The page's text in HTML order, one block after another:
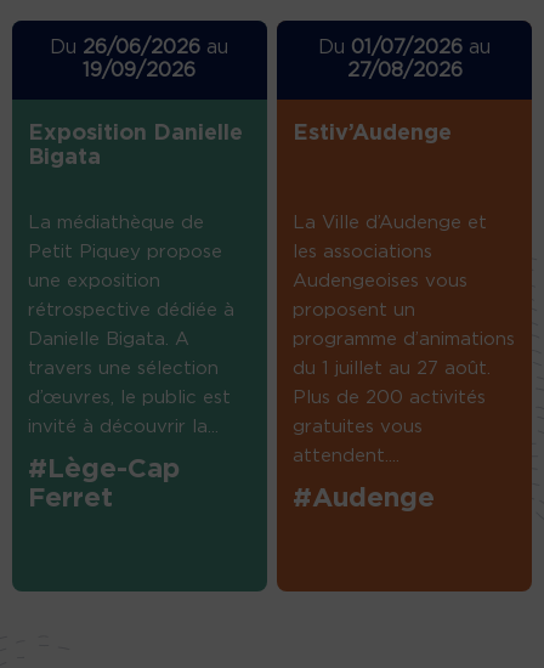
Du 26/06/2026 au
19/09/2026
Exposition Danielle
Bigata
La médiathèque de
Petit Piquey propose
une exposition
rétrospective dédiée à
Danielle Bigata. A
travers une sélection
d’œuvres, le public est
invité à découvrir la...
#Lège-Cap
Ferret
Du 01/07/2026 au
27/08/2026
Estiv’Audenge
La Ville d’Audenge et
les associations
Audengeoises vous
proposent un
programme d’animations
du 1 juillet au 27 août.
Plus de 200 activités
gratuites vous
attendent....
#Audenge